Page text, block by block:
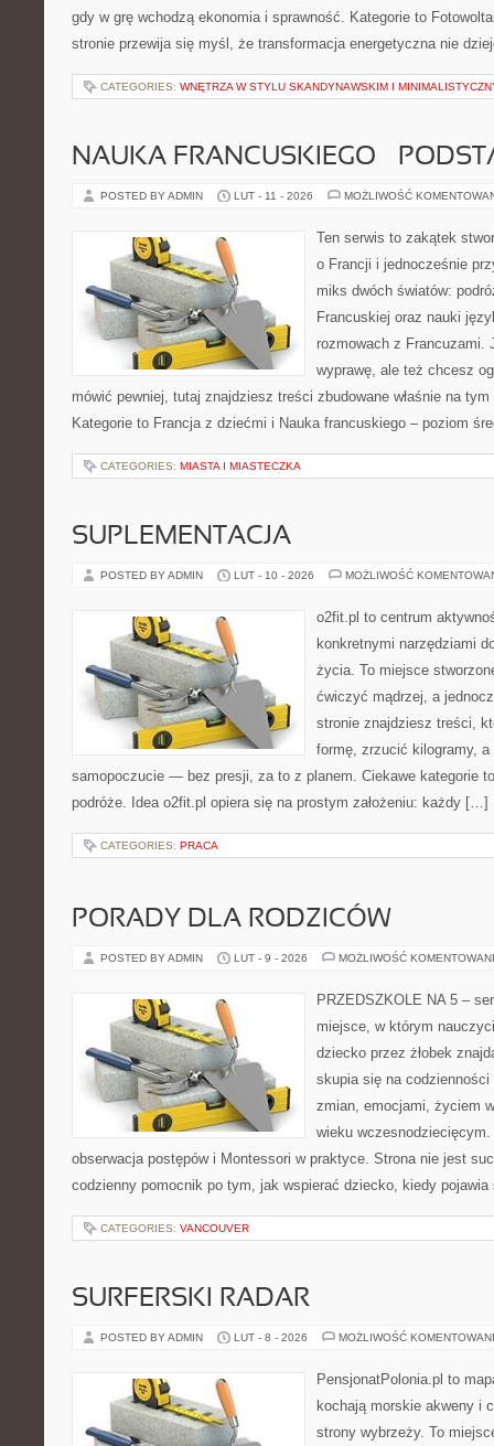
gdy w grę wchodzą ekonomia i sprawność. Kategorie to
stronie przewija się myśl, że transformacja energetyczna nie
CATEGORIES: WNĘTRZA W STYLU SKANDYNAWSKIM I
NAUKA FRANCUSKIEGO –
POSTED BY ADMIN LUT - 11 - 2026 MOŻLIWOŚĆ
Ten serwis to zakątek
o Francji i jednocześnie
miks dwóch światów:
Francuskiej oraz nauki
rozmowach z Francuzami.
wyprawę, ale też chcesz
mówić pewniej, tutaj znajdziesz treści zbudowane właśnie na
Kategorie to Francja z dziećmi i Nauka francuskiego – poziom
CATEGORIES: MIASTA I MIASTECZKA
SUPLEMENTACJA
POSTED BY ADMIN LUT - 10 - 2026 MOŻLIWOŚĆ
o2fit.pl to centrum
konkretnymi narzędziami
życia. To miejsce
ćwiczyć mądrzej, a
stronie znajdziesz treści,
formę, zrzucić kilogramy,
samopoczucie — bez presji, za to z planem. Ciekawe kategorie
podróże. Idea o2fit.pl opiera się na prostym założeniu: każdy […]
CATEGORIES: PRACA
PORADY DLA RODZICÓW
POSTED BY ADMIN LUT - 9 - 2026 MOŻLIWOŚĆ
PRZEDSZKOLE NA 5 –
miejsce, w którym
dziecko przez żłobek
skupia się na
zmian, emocjami, życiem
wieku
obserwacja postępów i Montessori w praktyce. Strona nie jest
codzienny pomocnik po tym, jak wspierać dziecko, kiedy
CATEGORIES: VANCOUVER
SURFERSKI RADAR
POSTED BY ADMIN LUT - 8 - 2026 MOŻLIWOŚĆ
PensjonatPolonia.pl to
kochają morskie akweny i
strony wybrzeży. To